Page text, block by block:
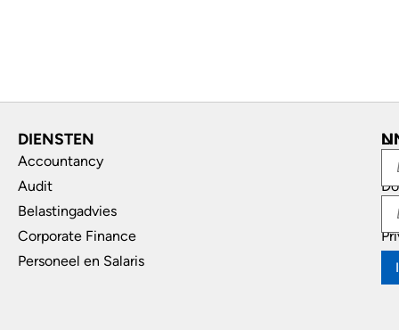
DIENSTEN
Accountancy
Audit
Belastingadvies
Corporate Finance
Personeel en Salaris